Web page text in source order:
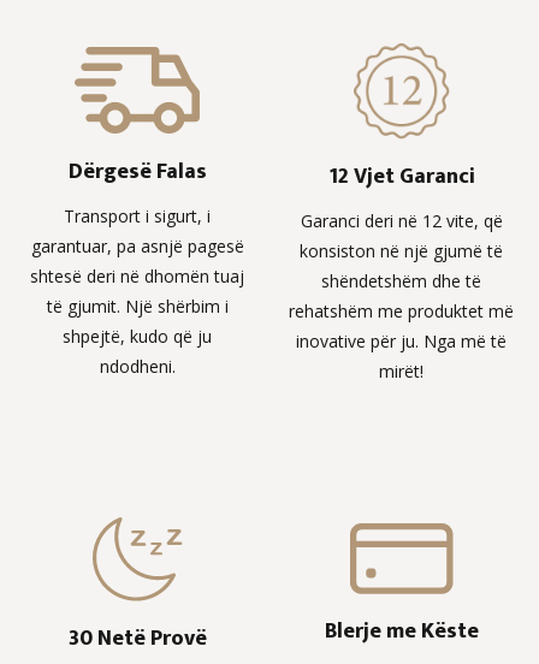
Dërgesë Falas
Transport i sigurt, i
garantuar, pa asnjë pagesë
shtesë deri në dhomën tuaj
të gjumit. Një shërbim i
shpejtë, kudo që ju
ndodheni.
12 Vjet Garanci
Garanci deri në 12 vite, që
konsiston në një gjumë të
shëndetshëm dhe të
rehatshëm me produktet më
inovative për ju. Nga më të
mirët!
30 Netë Provë Blerje me Këste